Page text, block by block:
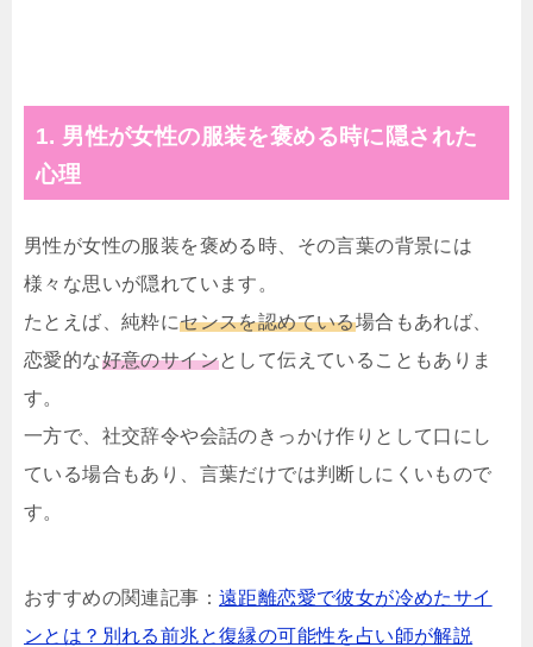
1. 男性が女性の服装を褒める時に隠された
心理
男性が女性の服装を褒める時、その言葉の背景には
様々な思いが隠れています。
たとえば、純粋にセンスを認めている場合もあれば、
恋愛的な好意のサインとして伝えていることもありま
す。
一方で、社交辞令や会話のきっかけ作りとして口にし
ている場合もあり、言葉だけでは判断しにくいもので
す。
おすすめの関連記事： 遠距離恋愛で彼女が冷めたサイ
ンとは？別れる前兆と復縁の可能性を占い師が解説